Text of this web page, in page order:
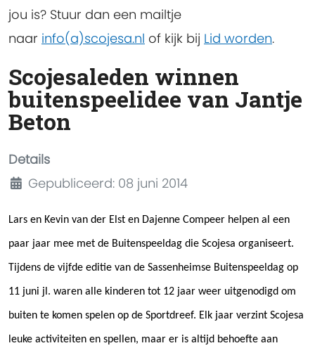
jou is? Stuur dan een mailtje
naar info(a)scojesa.nl of kijk bij Lid worden.
Scojesaleden winnen
buitenspeelidee van Jantje
Beton
Details
Gepubliceerd: 08 juni 2014
Lars en Kevin van der Elst en Dajenne Compeer helpen al een
paar jaar mee met de Buitenspeeldag die Scojesa organiseert.
Tijdens de vijfde editie van de Sassenheimse Buitenspeeldag op
11 juni jl. waren alle kinderen tot 12 jaar weer uitgenodigd om
buiten te komen spelen op de Sportdreef. Elk jaar verzint Scojesa
leuke activiteiten en spellen, maar er is altijd behoefte aan